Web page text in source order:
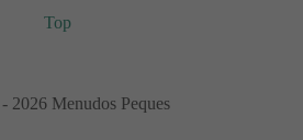
Top
2026 Menudos Peques